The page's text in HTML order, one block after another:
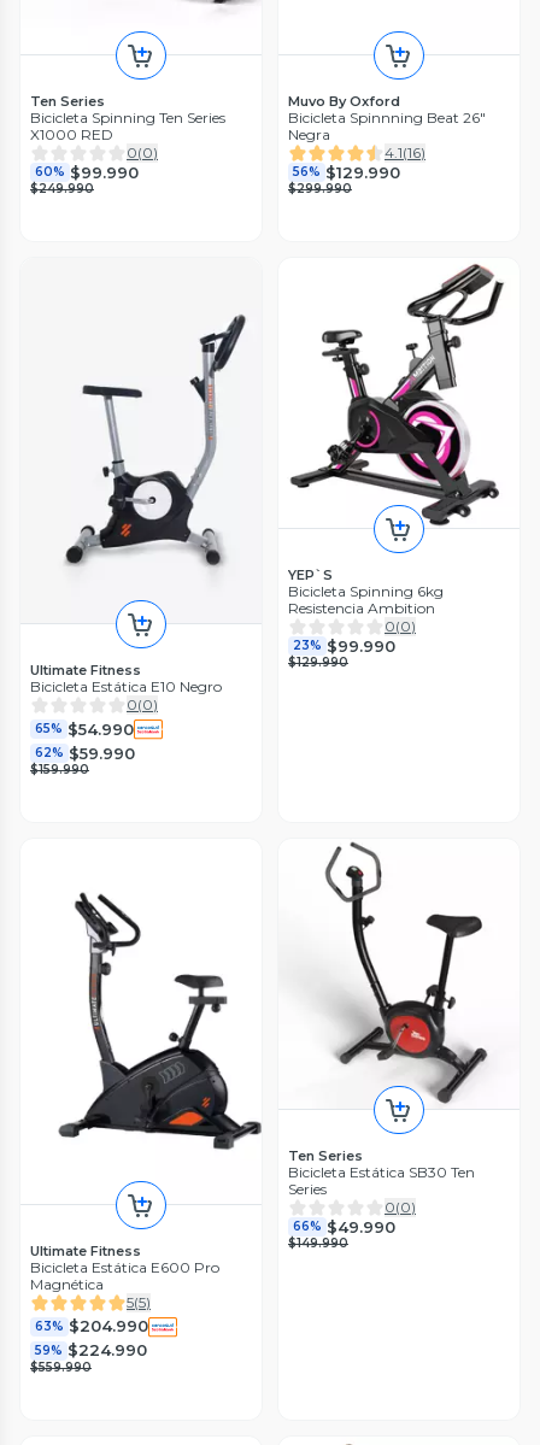
Ten Series
Bicicleta Spinning Ten Series
X1000 RED
0(0)
60% $99.990
$249.990
Muvo By Oxford
Bicicleta Spinnning Beat 26"
Negra
4.1(16)
56% $129.990
$299.990
Ultimate Fitness
Bicicleta Estática E10 Negro
0(0)
65% $54.990
62% $59.990
$159.990
YEP`S
Bicicleta Spinning 6kg
Resistencia Ambition
0(0)
23% $99.990
$129.990
Ultimate Fitness
Bicicleta Estática E600 Pro
Magnética
5(5)
63% $204.990
59% $224.990
$559.990
Ten Series
Bicicleta Estática SB30 Ten
Series
0(0)
66% $49.990
$149.990